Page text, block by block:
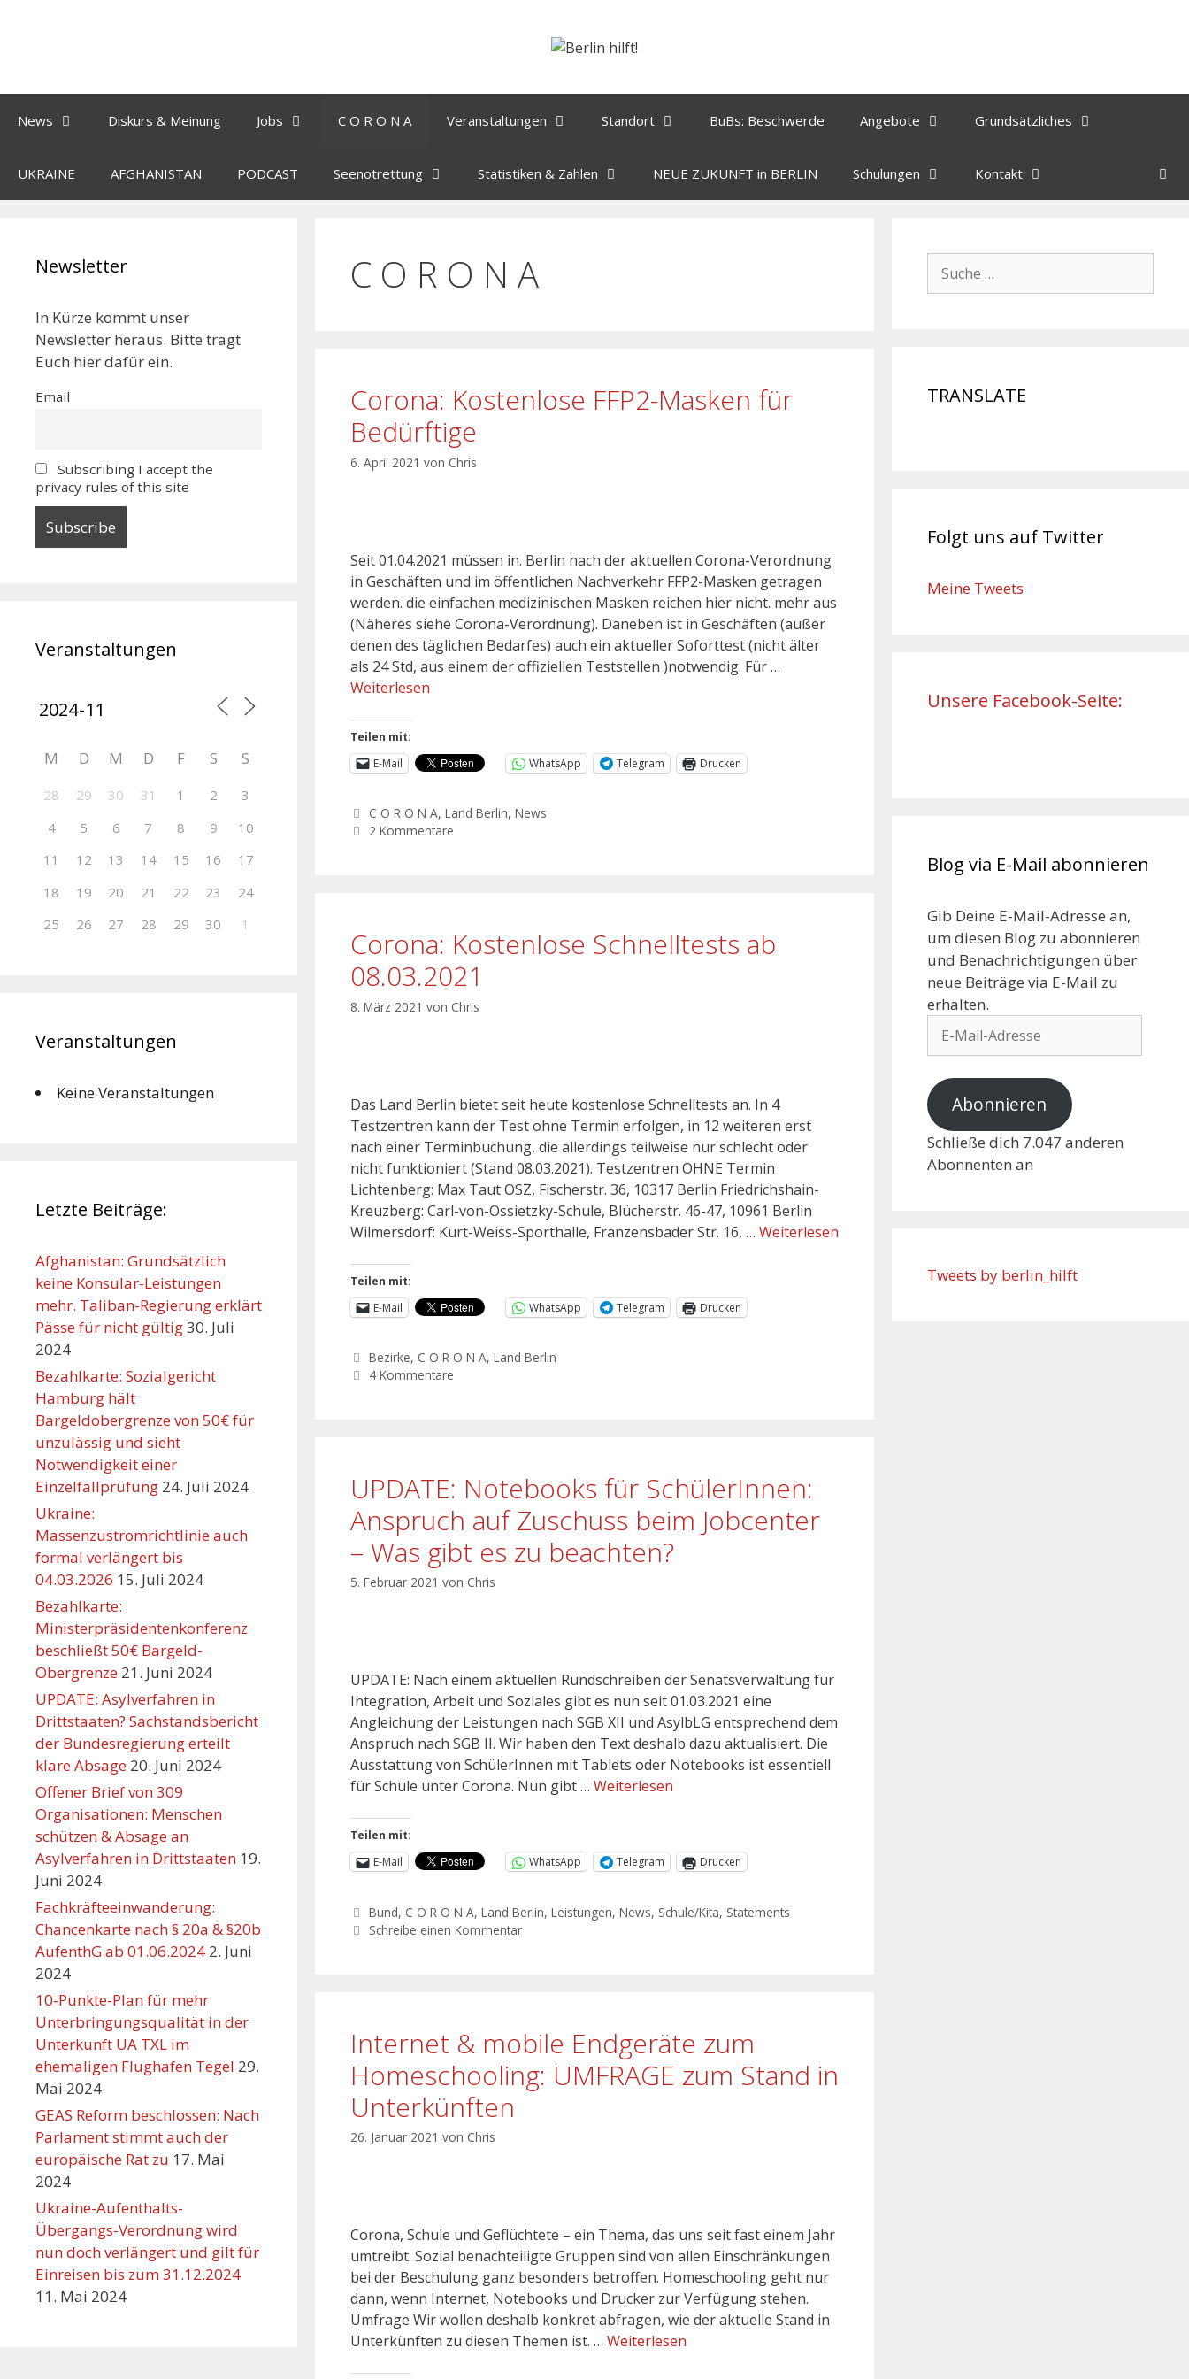
News Diskurs & Meinung Jobs C O R O N A Veranstaltungen Standort BuBs: Beschwerde Angebote Grundsätzliches
UKRAINE AFGHANISTAN PODCAST Seenotrettung Statistiken & Zahlen NEUE ZUKUNFT in BERLIN Schulungen Kontakt
C O R O N A
Corona: Kostenlose FFP2-Masken für
Bedürftige
6. April 2021 von Chris
Seit 01.04.2021 müssen in. Berlin nach der aktuellen Corona-Verordnung
in Geschäften und im öffentlichen Nachverkehr FFP2-Masken getragen
werden. die einfachen medizinischen Masken reichen hier nicht. mehr aus
(Näheres siehe Corona-Verordnung). Daneben ist in Geschäften (außer
denen des täglichen Bedarfes) auch ein aktueller Soforttest (nicht älter
als 24 Std, aus einem der offiziellen Teststellen )notwendig. Für …
Weiterlesen
Teilen mit:
E-Mail
WhatsApp Telegram Drucken
C O R O N A,Land Berlin,News
2 Kommentare
Corona: Kostenlose Schnelltests ab
08.03.2021
8. März 2021 von Chris
Das Land Berlin bietet seit heute kostenlose Schnelltests an. In 4
Testzentren kann der Test ohne Termin erfolgen, in 12 weiteren erst
nach einer Terminbuchung, die allerdings teilweise nur schlecht oder
nicht funktioniert (Stand 08.03.2021). Testzentren OHNE Termin
Lichtenberg: Max Taut OSZ, Fischerstr. 36, 10317 Berlin Friedrichshain-
Kreuzberg: Carl-von-Ossietzky-Schule, Blücherstr. 46-47, 10961 Berlin
Wilmersdorf: Kurt-Weiss-Sporthalle, Franzensbader Str. 16, … Weiterlesen
Teilen mit:
E-Mail
WhatsApp Telegram Drucken
Bezirke, C O R O N A,Land Berlin
4 Kommentare
UPDATE: Notebooks für SchülerInnen:
Anspruch auf Zuschuss beim Jobcenter
– Was gibt es zu beachten?
5. Februar 2021 von Chris
UPDATE: Nach einem aktuellen Rundschreiben der Senatsverwaltung für
Integration, Arbeit und Soziales gibt es nun seit 01.03.2021 eine
Angleichung der Leistungen nach SGB XII und AsylbLG entsprechend dem
Anspruch nach SGB II. Wir haben den Text deshalb dazu aktualisiert. Die
Ausstattung von SchülerInnen mit Tablets oder Notebooks ist essentiell
für Schule unter Corona. Nun gibt … Weiterlesen
Teilen mit:
E-Mail
WhatsApp Telegram Drucken
Bund, C O R O N A,Land Berlin,Leistungen,News, Schule/Kita, Statements
Schreibe einen Kommentar
Internet & mobile Endgeräte zum
Homeschooling: UMFRAGE zum Stand in
Unterkünften
26. Januar 2021 von Chris
Corona, Schule und Geflüchtete – ein Thema, das uns seit fast einem Jahr
umtreibt. Sozial benachteiligte Gruppen sind von allen Einschränkungen
bei der Beschulung ganz besonders betroffen. Homeschooling geht nur
dann, wenn Internet, Notebooks und Drucker zur Verfügung stehen.
Umfrage Wir wollen deshalb konkret abfragen, wie der aktuelle Stand in
Unterkünften zu diesen Themen ist. … Weiterlesen
Newsletter
In Kürze kommt unser
Newsletter heraus. Bitte tragt
Euch hier dafür ein.
Email
Subscribing I accept the
privacy rules of this site
Veranstaltungen
M D M D F S S
28 29 30 31 1 2
3
4
5 6 7 8 9
10
11
12 13 14 15 16
17
18
19 20 21 22 23
24
25
26 27 28 29 30 1
Veranstaltungen
Keine Veranstaltungen
Letzte Beiträge:
Afghanistan: Grundsätzlich
keine Konsular-Leistungen
mehr. Taliban-Regierung erklärt
Pässe für nicht gültig30. Juli
2024
Bezahlkarte: Sozialgericht
Hamburg hält
Bargeldobergrenze von 50€ für
unzulässig und sieht
Notwendigkeit einer
Einzelfallprüfung 24. Juli 2024
Ukraine:
Massenzustromrichtlinie auch
formal verlängert bis
04.03.2026 15. Juli 2024
Bezahlkarte:
Ministerpräsidentenkonferenz
beschließt 50€ Bargeld-
Obergrenze 21. Juni 2024
UPDATE: Asylverfahren in
Drittstaaten? Sachstandsbericht
der Bundesregierung erteilt
klare Absage 20. Juni 2024
Offener Brief von 309
Organisationen: Menschen
schützen & Absage an
Asylverfahren in Drittstaaten 19.
Juni 2024
Fachkräfteeinwanderung:
Chancenkarte nach § 20a & §20b
AufenthG ab 01.06.2024 2. Juni
2024
10-Punkte-Plan für mehr
Unterbringungsqualität in der
Unterkunft UA TXL im
ehemaligen Flughafen Tegel 29.
Mai 2024
GEAS Reform beschlossen: Nach
Parlament stimmt auch der
europäische Rat zu 17. Mai
2024
Ukraine-Aufenthalts-
Übergangs-Verordnung wird
nun doch verlängert und gilt für
Einreisen bis zum 31.12.2024
11. Mai 2024
TRANSLATE
Folgt uns auf Twitter
Meine Tweets
Unsere Facebook-Seite:
Blog via E-Mail abonnieren
Gib Deine E-Mail-Adresse an,
um diesen Blog zu abonnieren
und Benachrichtigungen über
neue Beiträge via E-Mail zu
erhalten.
Abonnieren
Schließe dich 7.047 anderen
Abonnenten an
Tweets by berlin_hilft